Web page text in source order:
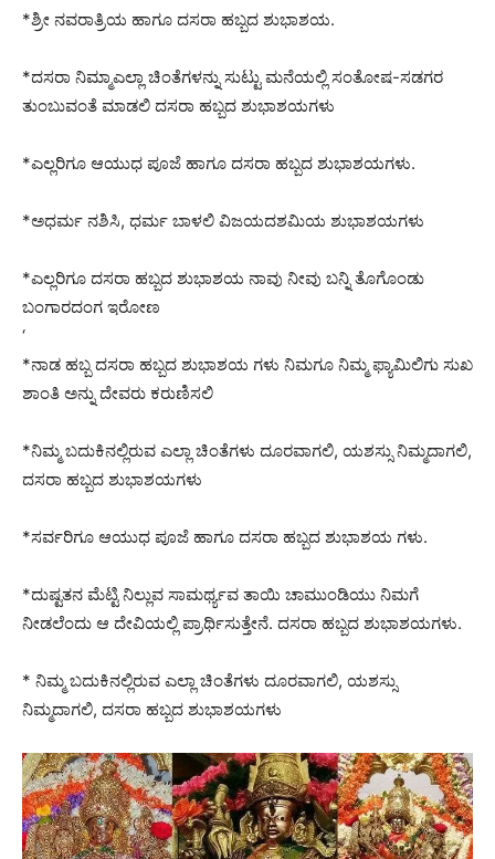
*ಶ್ರೀ ನವರಾತ್ರಿಯ ಹಾಗೂ ದಸರಾ ಹಬ್ಬದ ಶುಭಾಶಯ.
*ದಸರಾ ನಿಮ್ಮಾಎಲ್ಲಾ ಚಿಂತೆಗಳನ್ನು ಸುಟ್ಟು ಮನೆಯಲ್ಲಿ ಸಂತೋಷ-ಸಡಗರ
ತುಂಬುವಂತೆ ಮಾಡಲಿ ದಸರಾ ಹಬ್ಬದ ಶುಭಾಶಯಗಳು
*ಎಲ್ಲರಿಗೂ ಆಯುಧ ಪೂಜೆ ಹಾಗೂ ದಸರಾ ಹಬ್ಬದ ಶುಭಾಶಯಗಳು.
*ಅಧರ್ಮ ನಶಿಸಿ, ಧರ್ಮ ಬಾಳಲಿ ವಿಜಯದಶಮಿಯ ಶುಭಾಶಯಗಳು
*ಎಲ್ಲರಿಗೂ ದಸರಾ ಹಬ್ಬದ ಶುಭಾಶಯ ನಾವು ನೀವು ಬನ್ನಿ ತೊಗೊಂಡು
ಬಂಗಾರದಂಗ ಇರೋಣ
‘
*ನಾಡ ಹಬ್ಬ ದಸರಾ ಹಬ್ಬದ ಶುಭಾಶಯ ಗಳು ನಿಮಗೂ ನಿಮ್ಮ ಫ್ಯಾಮಿಲಿಗು ಸುಖ
ಶಾಂತಿ ಅನ್ನು ದೇವರು ಕರುಣಿಸಲಿ
*ನಿಮ್ಮ ಬದುಕಿನಲ್ಲಿರುವ ಎಲ್ಲಾ ಚಿಂತೆಗಳು ದೂರವಾಗಲಿ, ಯಶಸ್ಸು ನಿಮ್ಮದಾಗಲಿ,
ದಸರಾ ಹಬ್ಬದ ಶುಭಾಶಯಗಳು
*ಸರ್ವರಿಗೂ ಆಯುಧ ಪೂಜೆ ಹಾಗೂ ದಸರಾ ಹಬ್ಬದ ಶುಭಾಶಯ ಗಳು.
*ದುಷ್ಟತನ ಮೆಟ್ಟಿ ನಿಲ್ಲುವ ಸಾಮರ್ಥ್ಯವ ತಾಯಿ ಚಾಮುಂಡಿಯು ನಿಮಗೆ
ನೀಡಲೆಂದು ಆ ದೇವಿಯಲ್ಲಿ ಪ್ರಾರ್ಥಿಸುತ್ತೇನೆ. ದಸರಾ ಹಬ್ಬದ ಶುಭಾಶಯಗಳು.
* ನಿಮ್ಮ ಬದುಕಿನಲ್ಲಿರುವ ಎಲ್ಲಾ ಚಿಂತೆಗಳು ದೂರವಾಗಲಿ, ಯಶಸ್ಸು
ನಿಮ್ಮದಾಗಲಿ, ದಸರಾ ಹಬ್ಬದ ಶುಭಾಶಯಗಳು